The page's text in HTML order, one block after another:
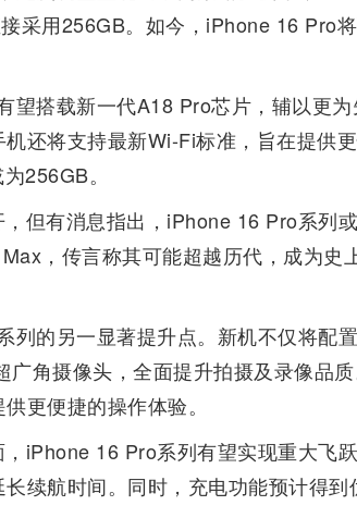
采用256GB。如今，iPhone 16 Pro
望搭载新一代A18 Pro芯片，辅以更
还将支持最新Wi-Fi标准，旨在提供
256GB。
但有消息指出，iPhone 16 Pro系列
，传言称其可能超越历代，成为史
列的另一显著提升点。新机不仅将配
角摄像头，全面提升拍摄及录像品
更便捷的操作体验。
iPhone 16 Pro系列有望实现重大飞
续航时间。同时，充电功能预计得